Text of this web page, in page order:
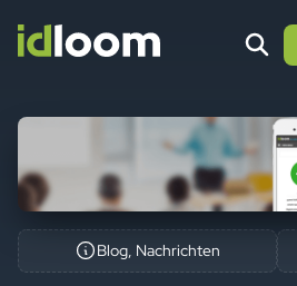
Blog, Nachrichten